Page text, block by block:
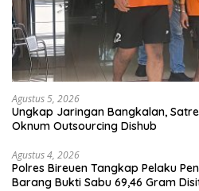
Agustus 5, 2026
Ungkap Jaringan Bangkalan,
Oknum Outsourcing Dishub
Agustus 4, 2026
Polres Bireuen Tangkap Pelaku
Barang Bukti Sabu 69,46 Gram